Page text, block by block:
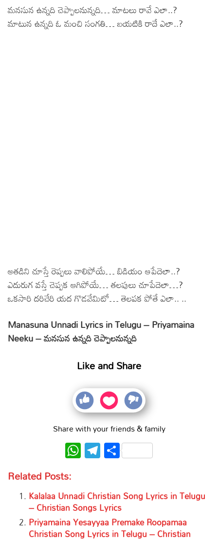
మనసున ఉన్నది చెప్పాలనున్నది… మాటలు రావే ఎలా..?
మాటున ఉన్నది ఓ మంచి సంగతి… బయటికి రాదే ఎలా..?
అతడిని చూస్తే రెప్పలు వాలిపోయే… బిడియం ఆపేదెలా..?
ఎదురుగ వస్తే చెప్పక ఆగిపోయే… తలపులు చూపేదెలా…?
ఒకసారి దరిచేరి యద గొడవేమిటో… తెలపక పోతే ఎలా.. ..
Manasuna Unnadi Lyrics in Telugu – Priyamaina
Neeku – మనసున ఉన్నది చెప్పాలనున్నది
Like and Share
Share with your friends & family
WhatsApp
Telegram
Share
Related Posts:
Kalalaa Unnadi Christian Song Lyrics in Telugu
– Christian Songs Lyrics
Priyamaina Yesayyaa Premake Roopamaa
Christian Song Lyrics in Telugu – Christian